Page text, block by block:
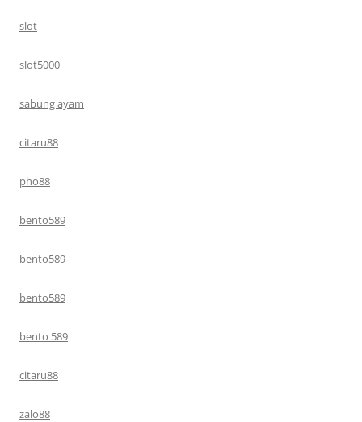
slot
slot5000
sabung ayam
citaru88
pho88
bento589
bento589
bento589
bento 589
citaru88
zalo88